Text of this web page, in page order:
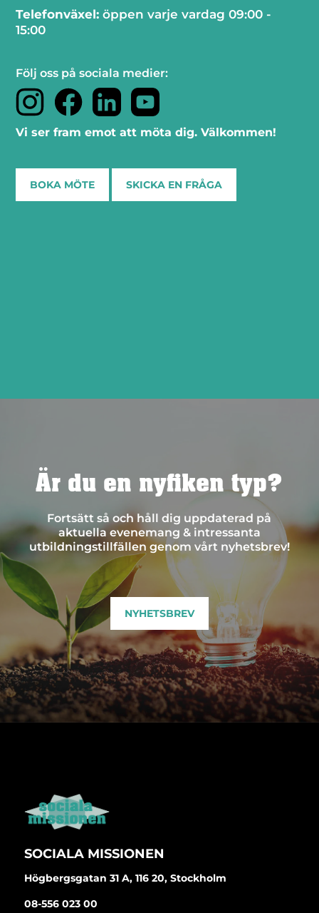
Telefonväxel: öppen varje vardag 09:00 -
15:00
Följ oss på sociala medier:
Vi ser fram emot att möta dig. Välkommen!
BOKA MÖTE SKICKA EN FRÅGA
Är du en nyfiken typ?
Fortsätt så och håll dig uppdaterad på
aktuella evenemang & intressanta
utbildningstillfällen genom vårt nyhetsbrev!
NYHETSBREV
SOCIALA MISSIONEN
Högbergsgatan 31 A, 116 20, Stockholm
08-556 023 00